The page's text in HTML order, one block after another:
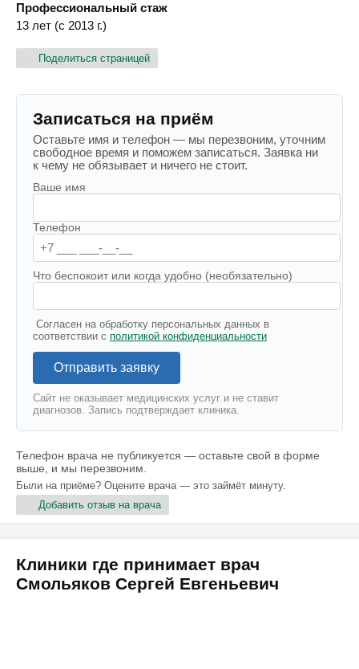
Профессиональный стаж
13 лет (с 2013 г.)
Поделиться страницей
Записаться на приём
Оставьте имя и телефон — мы перезвоним, уточним
свободное время и поможем записаться. Заявка ни
к чему не обязывает и ничего не стоит.
Ваше имя
Телефон
Что беспокоит или когда удобно (необязательно)
Согласен на обработку персональных данных в
соответствии с политикой конфиденциальности
Отправить заявку
Сайт не оказывает медицинских услуг и не ставит
диагнозов. Запись подтверждает клиника.
Телефон врача не публикуется — оставьте свой в форме
выше, и мы перезвоним.
Были на приёме? Оцените врача — это займёт минуту.
Добавить отзыв на врача
Клиники где принимает врач
Смольяков Сергей Евгеньевич